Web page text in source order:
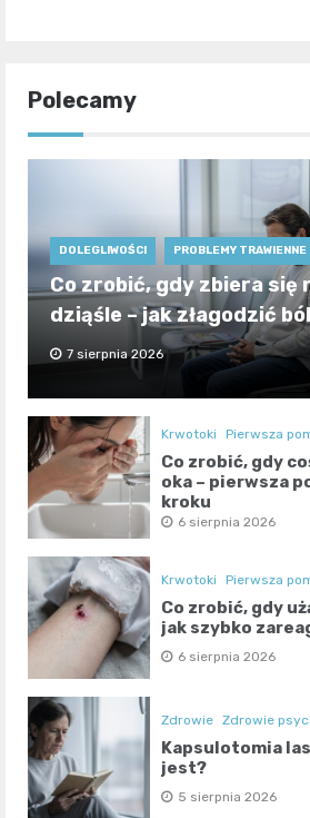
Polecamy
DOLEGLIWOŚCI PROBLEMY TRAWIENNE
Co zrobić, gdy zbiera się
dziąśle – jak złagodzić
7 sierpnia 2026
Krwotoki Pierwsza
Co zrobić, gdy
oka – pierwsza
kroku
6 sierpnia 2026
Krwotoki Pierwsza
Co zrobić, gdy
jak szybko
6 sierpnia 2026
Zdrowie Zdrowie
Kapsulotomia
jest?
5 sierpnia 2026